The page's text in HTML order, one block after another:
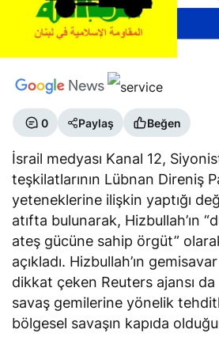
0 Paylaş Beğen
İsrail medyası Kanal 12,
teşkilatlarının Lübnan Direniş
yeteneklerine ilişkin yaptığı
atıfta bulunarak, Hizbullah’ın
ateş gücüne sahip örgüt”
açıkladı. Hizbullah’ın
dikkat çeken Reuters ajansı da
savaş gemilerine yönelik
bölgesel savaşın kapıda